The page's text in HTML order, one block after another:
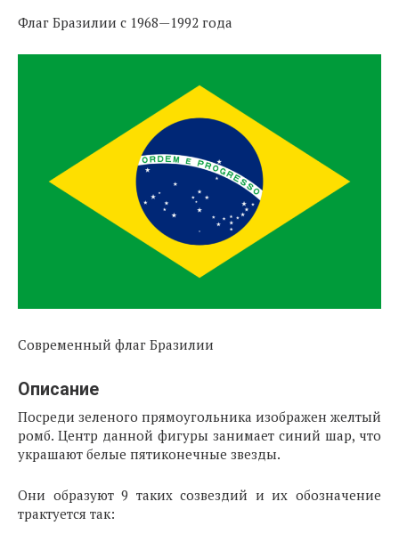
Флаг Бразилии с 1968—1992 года
Современный флаг Бразилии
Описание
Посреди зеленого прямоугольника изображен желтый
ромб. Центр данной фигуры занимает синий шар, что
украшают белые пятиконечные звезды.
Они образуют 9 таких созвездий и их обозначение
трактуется так: